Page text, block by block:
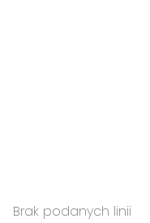
Brak podanych linii